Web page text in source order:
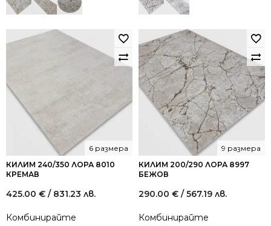
КИЛИМ 240/350 ЛОРА 8010
КРЕМАВ
6 размера
425.00 € / 831.23 лв.
Комбинирайте
КИЛИМ 200/290 ЛОРА 8997
БЕЖОВ
9 размера
290.00 € / 567.19 лв.
Комбинирайте